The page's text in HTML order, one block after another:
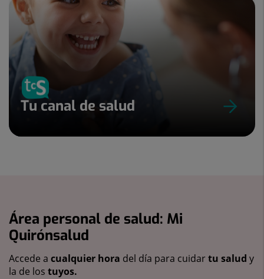
Tu canal de salud
Área personal de salud: Mi
Quirónsalud
Accede a cualquier hora del día para cuidartu salud y
la de los tuyos.